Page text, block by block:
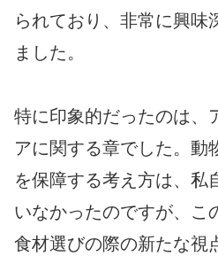
られており、非常に興味
ました。
特に印象的だったのは、
アに関する章でした。動
を保障する考え方は、私
いなかったのですが、こ
食材選びの際の新たな視